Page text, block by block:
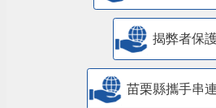
揭弊者保
苗栗縣攜手串